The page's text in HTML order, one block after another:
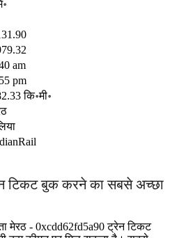
am
pm
कि॰मी॰
©CARTO
टिकट बुक करने का सबसे अच्छा
मेरठ - 0xcdd62fd5a90 ट्रेन टिकट